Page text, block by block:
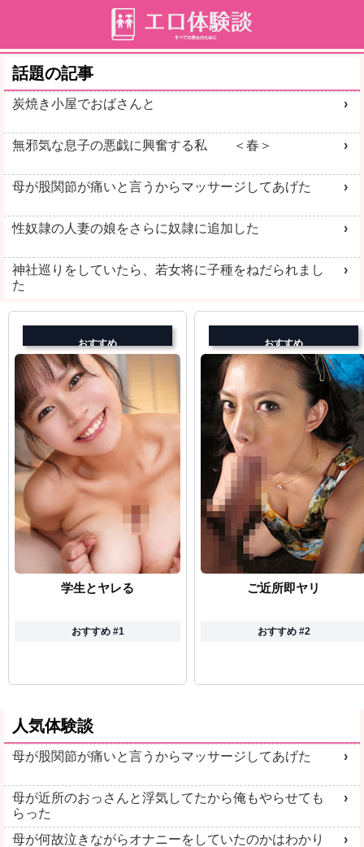
話題の記事
炭焼き小屋でおばさんと
無邪気な息子の悪戯に興奮する私 ＜春＞
母が股関節が痛いと言うからマッサージしてあげた
性奴隷の人妻の娘をさらに奴隷に追加した
神社巡りをしていたら、若女将に子種をねだられまし
た
おすすめ
学生とヤレる
おすすめ #1
おすすめ
ご近所即ヤリ
おすすめ #2
人気体験談
母が股関節が痛いと言うからマッサージしてあげた
母が近所のおっさんと浮気してたから俺もやらせても
らった
母が何故泣きながらオナニーをしていたのかはわかり